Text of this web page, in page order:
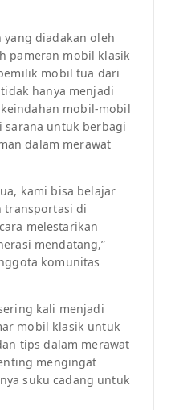
yang diadakan oleh
pameran mobil klasik
mobil tua dari
hanya menjadi
mobil-mobil
sarana untuk berbagi
dalam merawat
kami bisa belajar
transportasi di
melestarikan
mendatang,”
komunitas
kali menjadi
mobil klasik untuk
tips dalam merawat
mengingat
suku cadang untuk